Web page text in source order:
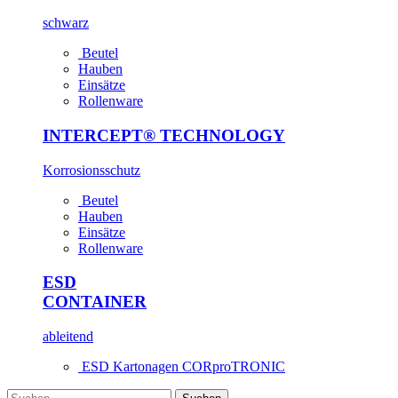
schwarz
Beutel
Hauben
Einsätze
Rollenware
INTERCEPT® TECHNOLOGY
Korrosions­schutz
Beutel
Hauben
Einsätze
Rollenware
ESD
CONTAINER
ableitend
ESD Kartonagen CORproTRONIC